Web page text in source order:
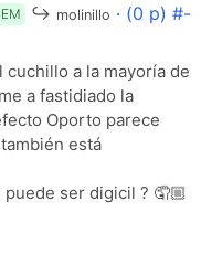
↪ molinillo · (0 p) #-
a la mayoría de
a fastidiado la
Oporto parece
está
ser digicil ? 🤦🏼